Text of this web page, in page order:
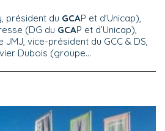
président du GCAP et d’Unicap),
(DG du GCAP et d’Unicap),
vice-président du GCC & DS,
Dubois (groupe...